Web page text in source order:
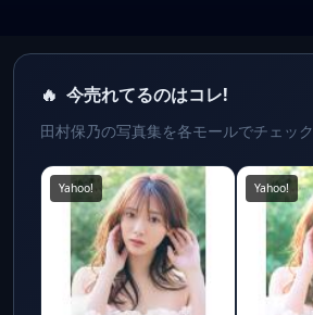
🔥 今売れてるのはコレ!
田村保乃の写真集を各モールでチェック
Yahoo! Yahoo!